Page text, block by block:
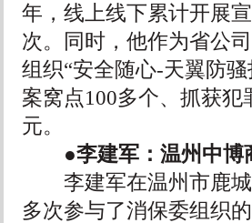
年，线上线下累计开展
次。同时，他作为省公
组织“安全随心-天翼防
案窝点100多个、抓获
元。
●李建军：温州中博
李建军在温州市鹿城
多次参与了消保委组织